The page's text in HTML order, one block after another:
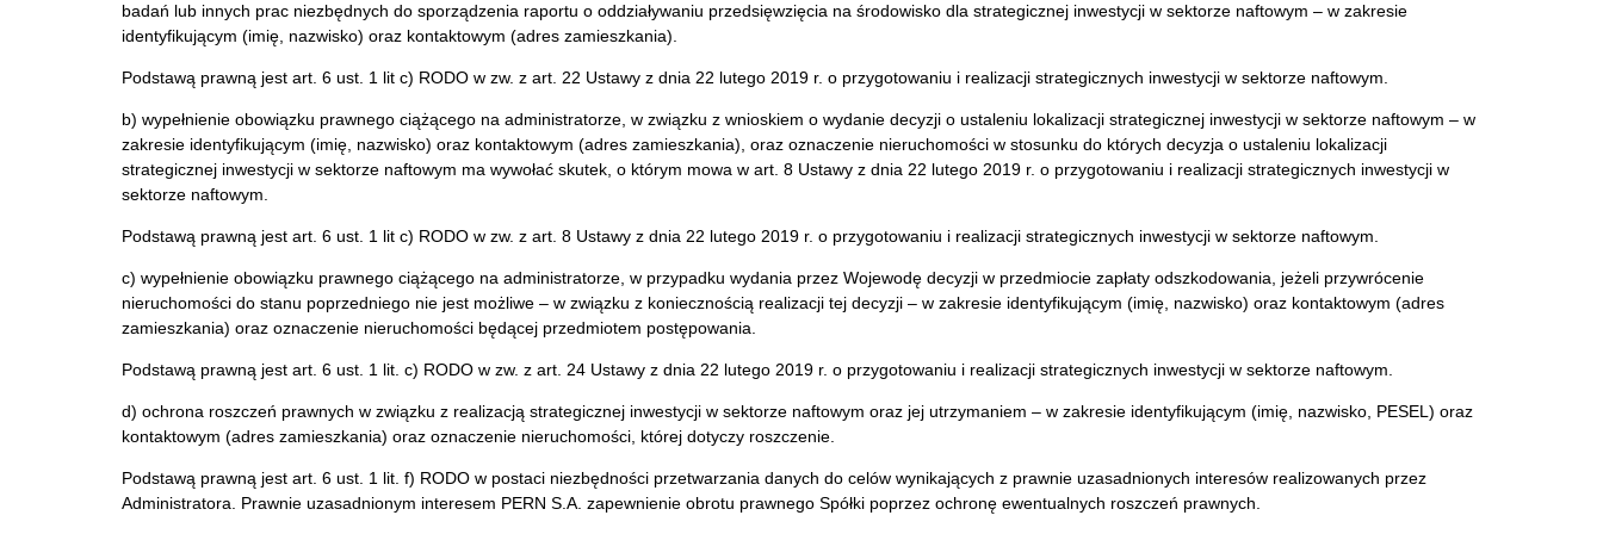
badań lub innych prac niezbędnych do sporządzenia raportu o oddziaływaniu przedsięwzięcia na środowisko dla strategicznej inwestycji w sektorze naftowym – w zakresie
identyfikującym (imię, nazwisko) oraz kontaktowym (adres zamieszkania).
Podstawą prawną jest art. 6 ust. 1 lit c) RODO w zw. z art. 22 Ustawy z dnia 22 lutego 2019 r. o przygotowaniu i realizacji strategicznych inwestycji w sektorze naftowym.
b) wypełnienie obowiązku prawnego ciążącego na administratorze, w związku z wnioskiem o wydanie decyzji o ustaleniu lokalizacji strategicznej inwestycji w sektorze naftowym – w
zakresie identyfikującym (imię, nazwisko) oraz kontaktowym (adres zamieszkania), oraz oznaczenie nieruchomości w stosunku do których decyzja o ustaleniu lokalizacji
strategicznej inwestycji w sektorze naftowym ma wywołać skutek, o którym mowa w art. 8 Ustawy z dnia 22 lutego 2019 r. o przygotowaniu i realizacji strategicznych inwestycji w
sektorze naftowym.
Podstawą prawną jest art. 6 ust. 1 lit c) RODO w zw. z art. 8 Ustawy z dnia 22 lutego 2019 r. o przygotowaniu i realizacji strategicznych inwestycji w sektorze naftowym.
c) wypełnienie obowiązku prawnego ciążącego na administratorze, w przypadku wydania przez Wojewodę decyzji w przedmiocie zapłaty odszkodowania, jeżeli przywrócenie
nieruchomości do stanu poprzedniego nie jest możliwe – w związku z koniecznością realizacji tej decyzji – w zakresie identyfikującym (imię, nazwisko) oraz kontaktowym (adres
zamieszkania) oraz oznaczenie nieruchomości będącej przedmiotem postępowania.
Podstawą prawną jest art. 6 ust. 1 lit. c) RODO w zw. z art. 24 Ustawy z dnia 22 lutego 2019 r. o przygotowaniu i realizacji strategicznych inwestycji w sektorze naftowym.
d) ochrona roszczeń prawnych w związku z realizacją strategicznej inwestycji w sektorze naftowym oraz jej utrzymaniem – w zakresie identyfikującym (imię, nazwisko, PESEL) oraz
kontaktowym (adres zamieszkania) oraz oznaczenie nieruchomości, której dotyczy roszczenie.
Podstawą prawną jest art. 6 ust. 1 lit. f) RODO w postaci niezbędności przetwarzania danych do celów wynikających z prawnie uzasadnionych interesów realizowanych przez
Administratora. Prawnie uzasadnionym interesem PERN S.A. zapewnienie obrotu prawnego Spółki poprzez ochronę ewentualnych roszczeń prawnych.